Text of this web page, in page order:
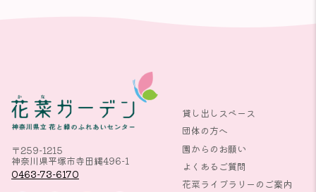
〒259-1215
神奈川県平塚市寺田縄496-1
0463-73-6170
貸し出しスペース
団体の方へ
園からのお願い
よくあるご質問
花菜ライブラリーのご案内